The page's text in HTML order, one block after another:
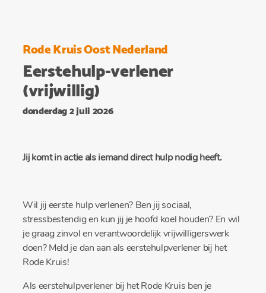
Rode Kruis Oost Nederland
Eerstehulp-verlener
(vrijwillig)
donderdag 2 juli 2026
Jij komt in actie als iemand direct hulp nodig heeft.
Wil jij eerste hulp verlenen? Ben jij sociaal,
stressbestendig en kun jij je hoofd koel houden? En wil
je graag zinvol en verantwoordelijk vrijwilligerswerk
doen? Meld je dan aan als eerstehulpverlener bij het
Rode Kruis!
Als eerstehulpverlener bij het Rode Kruis ben je